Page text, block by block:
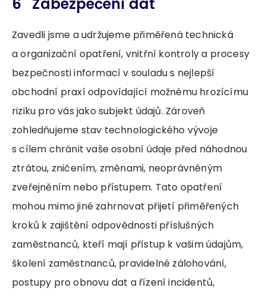
6 Zabezpečení dat
Zavedli jsme a udržujeme přiměřená technická
a organizační opatření, vnitřní kontroly a procesy
bezpečnosti informací v souladu s nejlepší
obchodní praxí odpovídající možnému hrozícímu
riziku pro vás jako subjekt údajů. Zároveň
zohledňujeme stav technologického vývoje
s cílem chránit vaše osobní údaje před náhodnou
ztrátou, zničením, změnami, neoprávněným
zveřejněním nebo přístupem. Tato opatření
mohou mimo jiné zahrnovat přijetí přiměřených
kroků k zajištění odpovědnosti příslušných
zaměstnanců, kteří mají přístup k vašim údajům,
školení zaměstnanců, pravidelné zálohování,
postupy pro obnovu dat a řízení incidentů,